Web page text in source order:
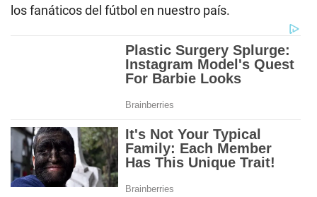
los fanáticos del fútbol en nuestro país.